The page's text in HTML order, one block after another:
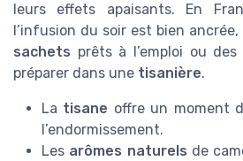
leurs effets apaisants. En
l’infusion du soir est bien
sachets prêts à l’emploi ou
préparer dans une tisanière.
La tisane offre un moment
l’endormissement.
Les arômes naturels de